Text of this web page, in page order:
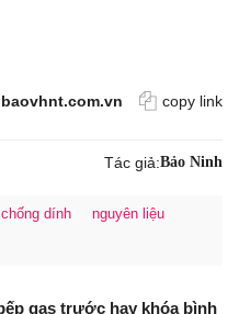
copy link
Tác giả:Bảo Ninh
dính
nguyên liệu
gas trước hay khóa bình